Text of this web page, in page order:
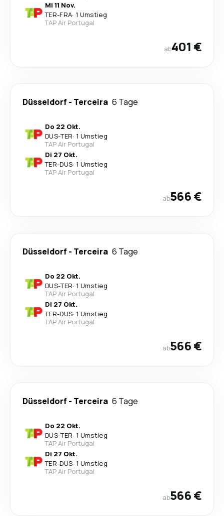
Mi 11 Nov.
TER-FRA· 1 Umstieg
TAP Air Portugal
ab401 €
Düsseldorf - Terceira 6 Tage
Do 22 Okt.
DUS-TER· 1 Umstieg
TAP Air Portugal
Di 27 Okt.
TER-DUS· 1 Umstieg
TAP Air Portugal
ab566 €
Düsseldorf - Terceira 6 Tage
Do 22 Okt.
DUS-TER· 1 Umstieg
TAP Air Portugal
Di 27 Okt.
TER-DUS· 1 Umstieg
TAP Air Portugal
ab566 €
Düsseldorf - Terceira 6 Tage
Do 22 Okt.
DUS-TER· 1 Umstieg
TAP Air Portugal
Di 27 Okt.
TER-DUS· 1 Umstieg
TAP Air Portugal
ab566 €